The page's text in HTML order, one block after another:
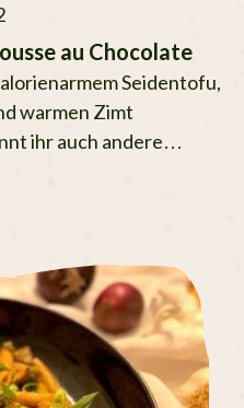
au Chocolate
Seidentofu,
warmen Zimt
ihr auch andere